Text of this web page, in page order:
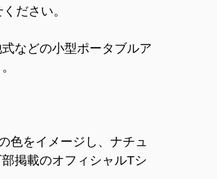
ださい。
などの小型ポータブルア
色をイメージし、ナチュ
掲載のオフィシャルTシ